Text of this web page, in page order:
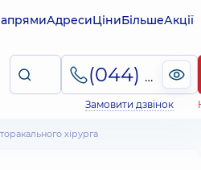
АдресиЦіниБільшеАкції
(044) 495-2-888
Замовити дзвінок
торакального хірурга